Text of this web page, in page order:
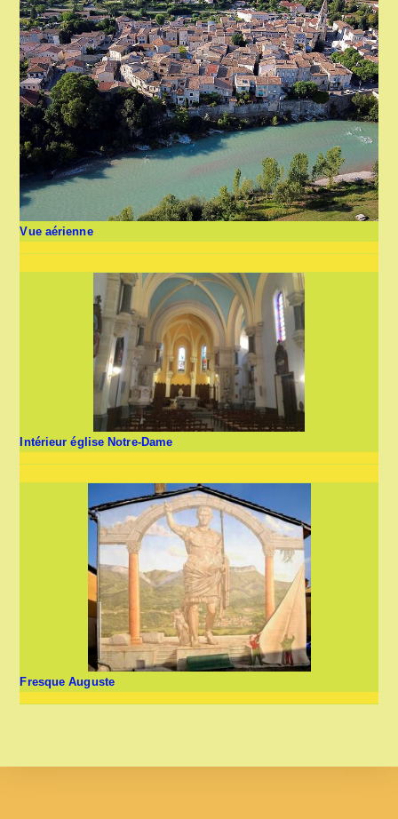
Vue aérienne
Intérieur église Notre-Dame
Fresque Auguste